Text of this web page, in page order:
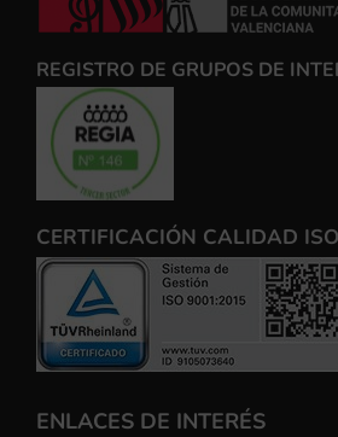
REGISTRO DE GRUPOS DE
CERTIFICACIÓN CALIDAD
ENLACES DE INTERÉS